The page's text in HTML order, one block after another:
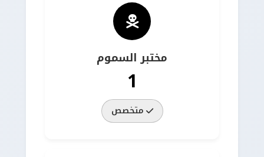
مختبر السموم
1
متخصص